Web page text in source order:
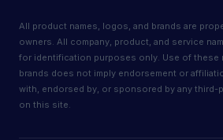
All product names, logos, and brands are
owners. All company, product, and service
for identification purposes only. Use of these
brands does not imply endorsement or
with, endorsed by, or sponsored by any third-
on this site.